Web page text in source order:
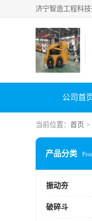
公司首
当前位置： 首页 >
产品分类
振动夯
破碎斗